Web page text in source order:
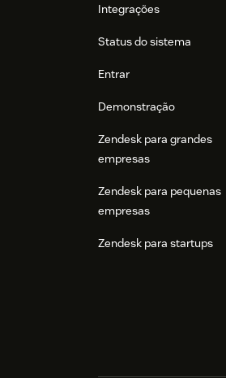
Integrações
Status do sistema
Entrar
Demonstração
Zendesk para grandes
empresas
Zendesk para pequenas
empresas
Zendesk para startups